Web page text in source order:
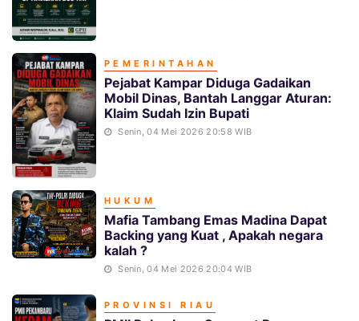
PEMERINTAHAN
Pejabat Kampar Diduga Gadaikan
Mobil Dinas, Bantah Langgar Aturan:
Klaim Sudah Izin Bupati
Senin, 04 Mei 2026 20:58 WIB
HUKUM
Mafia Tambang Emas Madina Dapat
Backing yang Kuat , Apakah negara
kalah ?
Senin, 04 Mei 2026 20:04 WIB
PROVINSI RIAU